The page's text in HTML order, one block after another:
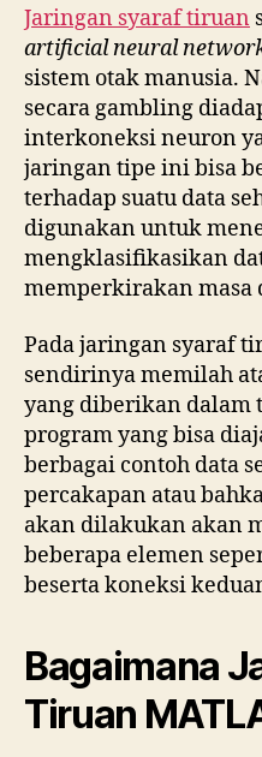
Jaringan syaraf tiruan
artificial neural
sistem otak manusia.
secara gambling
interkoneksi neuron
jaringan tipe ini bisa
terhadap suatu data
digunakan untuk
mengklasifikasikan
memperkirakan masa
Pada jaringan syaraf
sendirinya memilah
yang diberikan dalam
program yang bisa
berbagai contoh data
percakapan atau
akan dilakukan akan
beberapa elemen
beserta koneksi
Bagaimana
Tiruan